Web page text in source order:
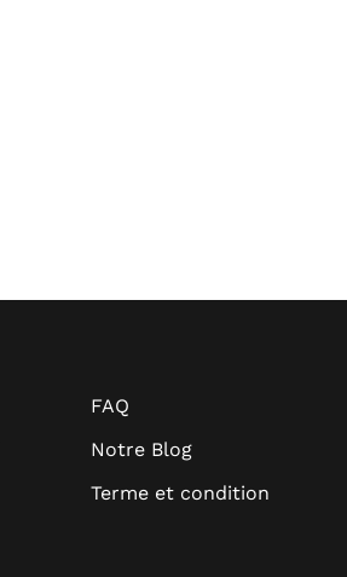
FAQ
Notre Blog
Terme et condition